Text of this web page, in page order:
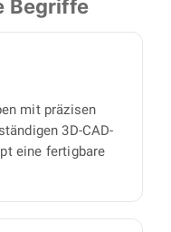
und
Begriffe
mit präzisen
3D-CAD-
eine fertigbare